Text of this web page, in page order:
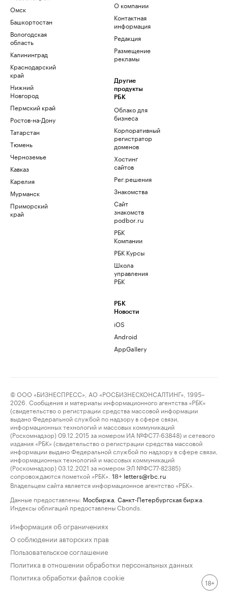
Омск
Башкортостан
Вологодская
область
Калининград
Краснодарский
край
Нижний
Новгород
Пермский край
Ростов-на-Дону
Татарстан
Тюмень
Черноземье
Кавказ
Карелия
Мурманск
Приморский
край
О компании
Контактная
информация
Редакция
Размещение
рекламы
Другие
продукты
РБК
Облако для
бизнеса
Корпоративный
регистратор
доменов
Хостинг
сайтов
Рег.решения
Знакомства
Сайт
знакомств
podbor.ru
РБК
Компании
РБК Курсы
Школа
управления
РБК
РБК
Новости
iOS
Android
AppGallery
© ООО «БИЗНЕСПРЕСС», АО «РОСБИЗНЕСКОНСАЛТИНГ», 1995–
2026. Сообщения и материалы информационного агентства «РБК»
(свидетельство о регистрации средства массовой информации
выдано Федеральной службой по надзору в сфере связи,
информационных технологий и массовых коммуникаций
(Роскомнадзор) 09.12.2015 за номером ИА №ФС77-63848) и сетевого
издания «РБК» (свидетельство о регистрации средства массовой
информации выдано Федеральной службой по надзору в сфере связи,
информационных технологий и массовых коммуникаций
(Роскомнадзор) 03.12.2021 за номером ЭЛ №ФС77-82385)
сопровождаются пометкой «РБК».
18+ letters@rbc.ru
Владельцем сайта является информационное агентство «РБК».
Данные предоставлены: Мосбиржа Санкт-Петербургская биржа
Индексы облигаций предоставлены Cbonds.
Информация об ограничениях
О соблюдении авторских прав
Пользовательское соглашение
Политика в отношении обработки персональных данных
Политика обработки файлов cookie
18+